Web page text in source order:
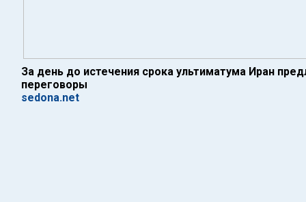
За день до истечения срока ультиматума Иран
переговоры
sedona.net